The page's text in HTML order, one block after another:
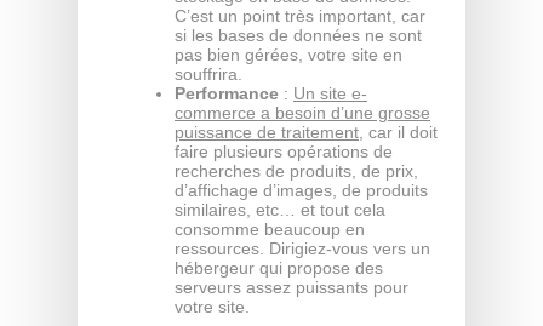
C’est un point très important, car
si les bases de données ne sont
pas bien gérées, votre site en
souffrira.
Performance : Un site e-
commerce a besoin d’une grosse
puissance de traitement , car il doit
faire plusieurs opérations de
recherches de produits, de prix,
d’affichage d’images, de produits
similaires, etc… et tout cela
consomme beaucoup en
ressources. Dirigiez-vous vers un
hébergeur qui propose des
serveurs assez puissants pour
votre site.